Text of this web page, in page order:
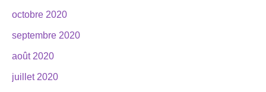
octobre 2020
septembre 2020
août 2020
juillet 2020